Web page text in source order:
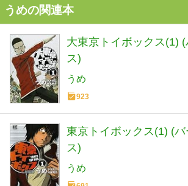
うめの関連本
大東京トイボックス(1)
ス)
うめ
923
東京トイボックス(1) (バ
ス)
うめ